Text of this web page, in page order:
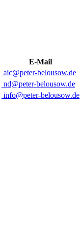
E-Mail
aic@peter-belousow.de
nd@peter-belousow.de
info@peter-belousow.de